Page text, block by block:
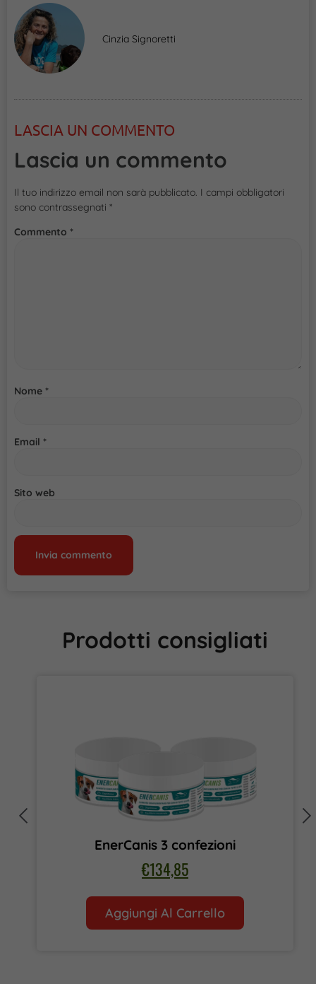
Cinzia Signoretti
LASCIA UN COMMENTO
Lascia un commento
Il tuo indirizzo email non sarà pubblicato. I campi obbligatori
sono contrassegnati *
Commento *
Nome *
Email *
Sito web
Prodotti consigliati
EnerCanis 3 confezioni
€134,85
Aggiungi Al Carrello